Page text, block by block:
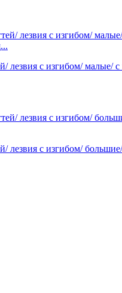
лезвия с изгибом/ малые/
лезвия с изгибом/